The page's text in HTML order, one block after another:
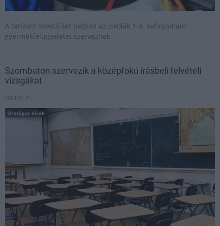
A tanítást követő két hétben az iskolák 1-8. évfolyamain
gyermekfelügyeletet szerveznek.
Szombaton szervezik a középfokú írásbeli felvételi
vizsgákat
2021.01.21
Országos hírek